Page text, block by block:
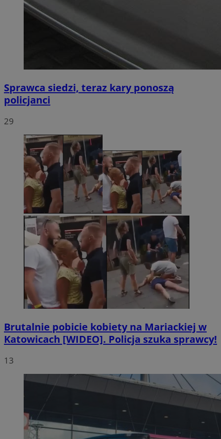
Sprawca siedzi, teraz kary ponoszą
policjanci
29
Brutalnie pobicie kobiety na Mariackiej w
Katowicach [WIDEO]. Policja szuka sprawcy!
13